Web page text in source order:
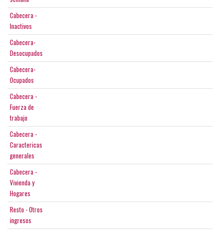
Cabecera -
Inactivos
Cabecera-
Desocupados
Cabecera-
Ocupados
Cabecera -
Fuerza de
trabajo
Cabecera -
Caractericas
generales
Cabecera -
Vivienda y
Hogares
Resto - Otros
ingresos